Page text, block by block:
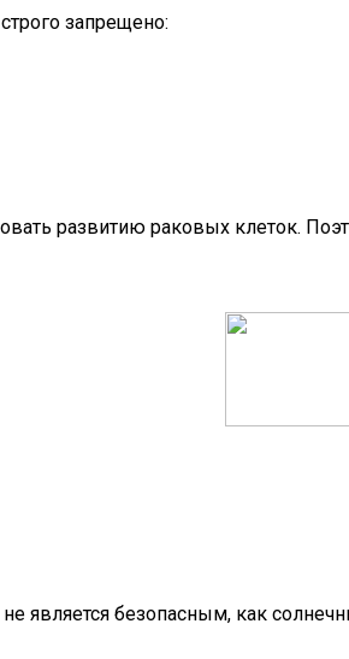
запрещено:
развитию раковых клеток.
является безопасным, как